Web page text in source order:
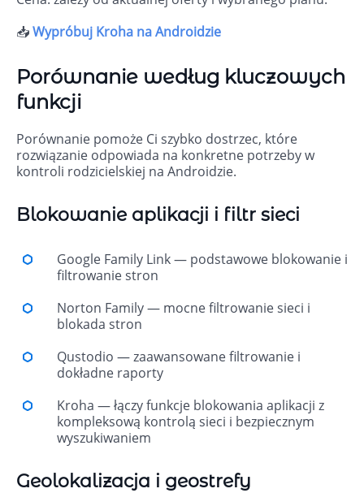
📥Wypróbuj Kroha na Androidzie
Porównanie według kluczowych
funkcji
Porównanie pomoże Ci szybko dostrzec, które
rozwiązanie odpowiada na konkretne potrzeby w
kontroli rodzicielskiej na Androidzie.
Blokowanie aplikacji i filtr sieci
Google Family Link — podstawowe blokowanie i
filtrowanie stron
Norton Family — mocne filtrowanie sieci i
blokada stron
Qustodio — zaawansowane filtrowanie i
dokładne raporty
Kroha — łączy funkcje blokowania aplikacji z
kompleksową kontrolą sieci i bezpiecznym
wyszukiwaniem
Geolokalizacja i geostrefy